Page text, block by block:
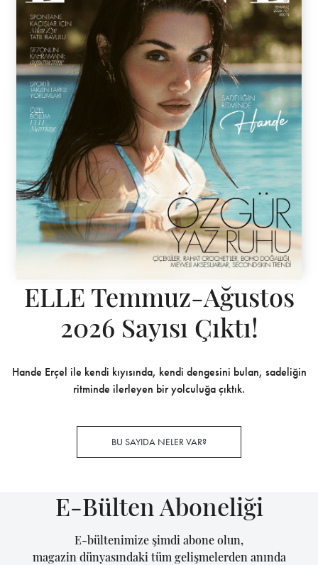
ELLE Temmuz-Ağustos
2026 Sayısı Çıktı!
Hande Erçel ile kendi kıyısında, kendi dengesini bulan, sadeliğin
ritminde ilerleyen bir yolculuğa çıktık.
BU SAYIDA NELER VAR?
E-Bülten Aboneliği
E-bültenimize şimdi abone olun,
magazin dünyasındaki tüm gelişmelerden anında